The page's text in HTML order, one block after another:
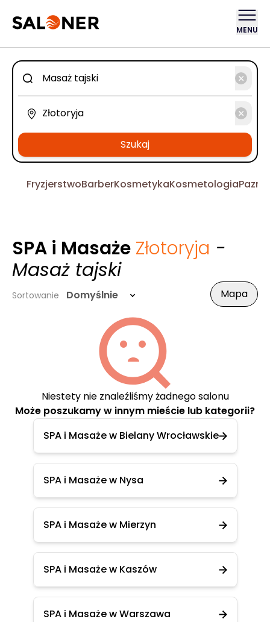
MENU
Szukaj
FryzjerstwoBarberKosmetykaKosmetologia
SPA i Masaże Złotoryja -
Masaż tajski
Sortowanie Domyślnie Mapa
Niestety nie znaleźliśmy żadnego salonu
Może poszukamy w innym mieście lub kategorii?
SPA i Masaże w Bielany Wrocławskie
SPA i Masaże w Nysa
SPA i Masaże w Mierzyn
SPA i Masaże w Kaszów
SPA i Masaże w Warszawa